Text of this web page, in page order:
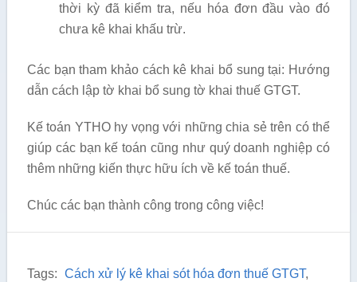
thời kỳ đã kiểm tra, nếu hóa đơn đầu vào đó
chưa kê khai khấu trừ.
Các bạn tham khảo cách kê khai bổ sung tại: Hướng
dẫn cách lập tờ khai bổ sung tờ khai thuế GTGT.
Kế toán YTHO hy vọng với những chia sẻ trên có thể
giúp các bạn kế toán cũng như quý doanh nghiệp có
thêm những kiến thực hữu ích về kế toán thuế.
Chúc các bạn thành công trong công việc!
Tags: Cách xử lý kê khai sót hóa đơn thuế GTGT,